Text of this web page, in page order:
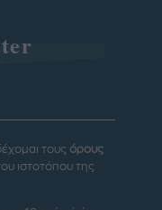
τους όρους
ιστοτόπου της